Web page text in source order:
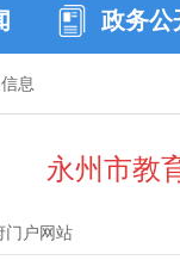
政务公
息
永州市教
门户网站